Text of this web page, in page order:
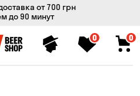
от 700 грн
до 90 минут
0 0